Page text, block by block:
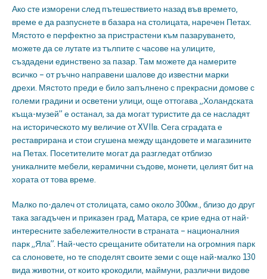
Ако сте изморени след пътешествието назад във времето,
време е да разпуснете в базара на столицата, наречен Петах.
Мястото е перфектно за пристрастени към пазаруването,
можете да се лутате из тълпите с часове на улиците,
създадени единствено за пазар. Там можете да намерите
всичко – от ръчно направени шалове до известни марки
дрехи. Мястото преди е било запълнено с прекрасни домове с
големи градини и осветени улици, още оттогава „Холандската
къща-музей” е останал, за да могат туристите да се насладят
на историческото му величие от XVIIв. Сега сградата е
реставрирана и стои сгушена между щандовете и магазините
на Петах. Посетителите могат да разгледат отблизо
уникалните мебели, керамични съдове, монети, целият бит на
хората от това време.
Малко по-далеч от столицата, само около 300км., близо до друг
така загадъчен и приказен град, Матара, се крие една от най-
интересните забележителности в страната – националния
парк „Яла”. Най-често срещаните обитатели на огромния парк
са слоновете, но те споделят своите земи с още най-малко 130
вида животни, от които крокодили, маймуни, различни видове